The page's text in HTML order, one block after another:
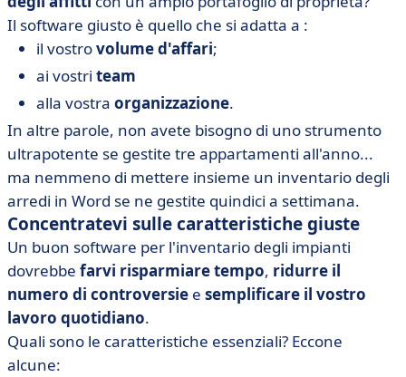
Il software giusto è quello che si adatta a :
il vostrovolume d'affari;
ai vostri team
alla vostra organizzazione.
In altre parole, non avete bisogno di uno strumento
ultrapotente se gestite tre appartamenti all'anno...
ma nemmeno di mettere insieme un inventario degli
arredi in Word se ne gestite quindici a settimana.
Concentratevi sulle caratteristiche giuste
Un buon software per l'inventario degli impianti
dovrebbe farvi risparmiare tempo, ridurre il
numero di controversie e semplificare il vostro
lavoro quotidiano.
Quali sono le caratteristiche essenziali? Eccone
alcune: